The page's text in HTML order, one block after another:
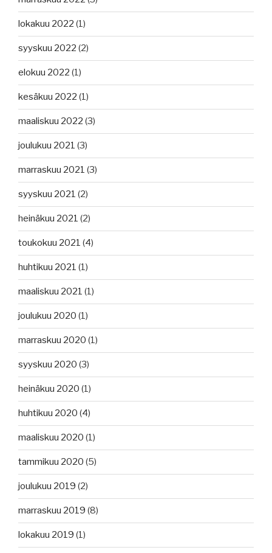
lokakuu 2022 (1)
syyskuu 2022 (2)
elokuu 2022 (1)
kesäkuu 2022 (1)
maaliskuu 2022 (3)
joulukuu 2021 (3)
marraskuu 2021 (3)
syyskuu 2021 (2)
heinäkuu 2021 (2)
toukokuu 2021 (4)
huhtikuu 2021 (1)
maaliskuu 2021 (1)
joulukuu 2020 (1)
marraskuu 2020 (1)
syyskuu 2020 (3)
heinäkuu 2020 (1)
huhtikuu 2020 (4)
maaliskuu 2020 (1)
tammikuu 2020 (5)
joulukuu 2019 (2)
marraskuu 2019 (8)
lokakuu 2019 (1)